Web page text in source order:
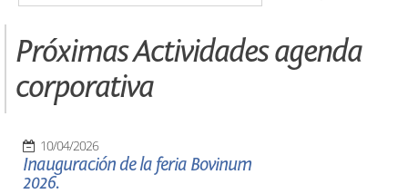
Próximas Actividades agenda
corporativa
10/04/2026
Inauguración de la feria Bovinum
2026.